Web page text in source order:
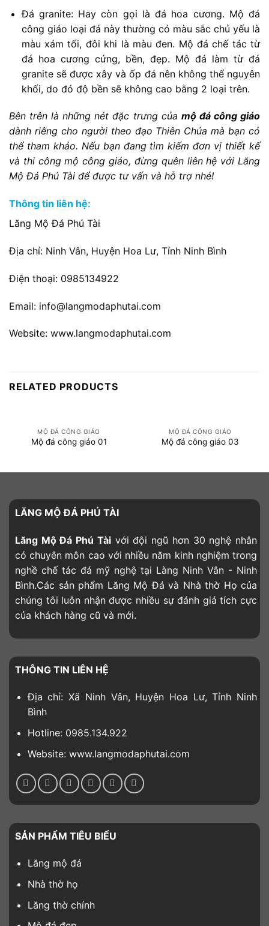
Đá granite: Hay còn gọi là đá hoa cương. Mộ đá
công giáo loại đá này thường có màu sắc chủ yếu là
màu xám tối, đôi khi là màu đen. Mộ đá chế tác từ
đá hoa cương cứng, bền, đẹp. Mộ đá làm từ đá
granite sẽ được xây và ốp đá nên không thể nguyên
khối, do đó độ bền sẽ không cao bằng 2 loại trên.
Bên trên là những nét đặc trưng của mộ đá công giáo
dành riêng cho người theo đạo Thiên Chúa mà bạn có
thể tham khảo. Nếu bạn đang tìm kiếm đơn vị thiết kế
và thi công mộ công giáo, đừng quên liên hệ với Lăng
Mộ Đá Phú Tài để được tư vấn và hỗ trợ nhé!
Thông tin liên hệ:
Lăng Mộ Đá Phú Tài
Địa chỉ: Ninh Vân, Huyện Hoa Lư, Tỉnh Ninh Bình
Điện thoại: 0985134922
Email: info@langmodaphutai.com
Website: www.langmodaphutai.com
RELATED PRODUCTS
MỘ ĐÁ CÔNG GIÁO
Mộ đá công giáo 01
MỘ ĐÁ CÔNG GIÁO
Mộ đá công giáo 03
LĂNG MỘ ĐÁ PHÚ TÀI
Lăng Mộ Đá Phú Tàivới đội ngũ hơn 30 nghệ nhân
có chuyên môn cao với nhiều năm kinh nghiệm trong
nghề chế tác đá mỹ nghệ tại Làng Ninh Vân - Ninh
Bình.Các sản phẩm Lăng Mộ Đá và Nhà thờ Họ của
chúng tôi luôn nhận được nhiều sự đánh giá tích cực
của khách hàng cũ và mới.
THÔNG TIN LIÊN HỆ
Địa chỉ: Xã Ninh Vân, Huyện Hoa Lư, Tỉnh Ninh
Bình
Hotline: 0985.134.922
Website: www.langmodaphutai.com
SẢN PHẨM TIÊU BIỂU
Lăng mộ đá
Nhà thờ họ
Lăng thờ chính